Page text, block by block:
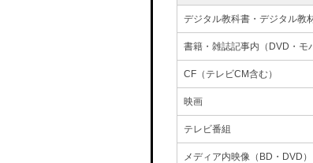
デジタル教科書・デジタル教
書籍・雑誌記事内（DVD・モ
CF（テレビCM含む）
映画
テレビ番組
メディア内映像（BD・DVD）